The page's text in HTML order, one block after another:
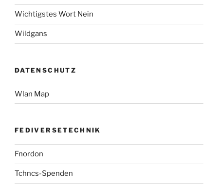
Wichtigstes Wort Nein
Wildgans
DATENSCHUTZ
Wlan Map
FEDIVERSETECHNIK
Fnordon
Tchncs-Spenden